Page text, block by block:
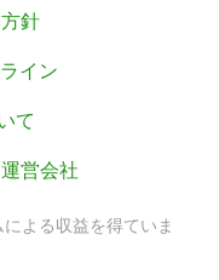
針
イン
て
運営会社
よる収益を得ていま